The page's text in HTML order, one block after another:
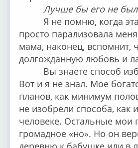
Лучше бы его не
Я не помню, когда
просто парализовала
мама, наконец, вспомнит,
долгожданную любовь и
Вы знаете способ
Вот и я не знал. Мое
планов, как минимум
не изобрели способа, как
человеке. Остальные мои
громадное «но». Но он